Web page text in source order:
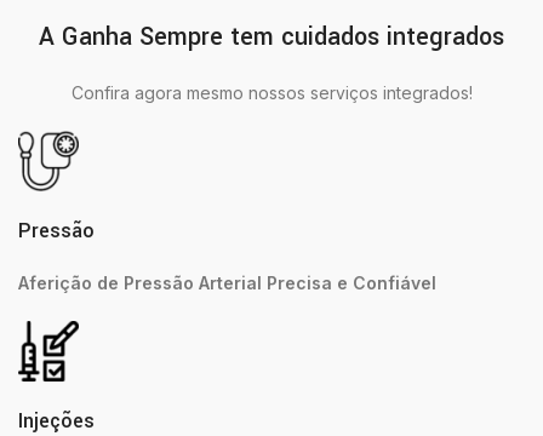
A Ganha Sempre tem cuidados integrados
Confira agora mesmo nossos serviços integrados!
Pressão
Aferição de Pressão Arterial Precisa e Confiável
Injeções